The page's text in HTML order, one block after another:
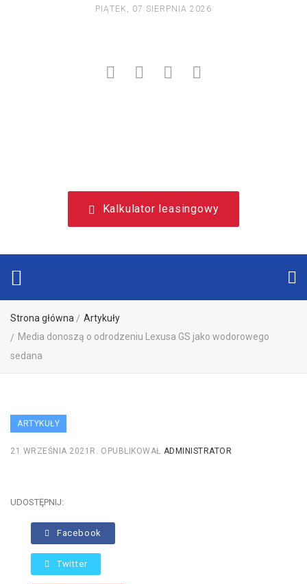
PIĄTEK, 07 SIERPNIA 2026
Kalkulator leasingowy
Strona główna
Artykuły
Media donoszą o odrodzeniu Lexusa GS jako wodorowego
sedana
ARTYKUŁY
21 WRZEŚNIA 2021R. OPUBLIKOWAŁ ADMINISTRATOR
UDOSTĘPNIJ:
Facebook
Twitter